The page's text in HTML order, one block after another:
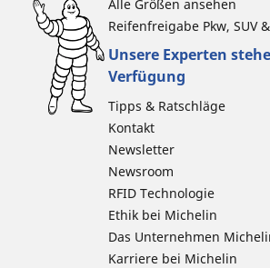
Alle Größen ansehen
Reifenfreigabe Pkw, SUV
Unsere Experten
Verfügung
Tipps & Ratschläge
Kontakt
Newsletter
Newsroom
RFID Technologie
Ethik bei Michelin
Das Unternehmen
Karriere bei Michelin